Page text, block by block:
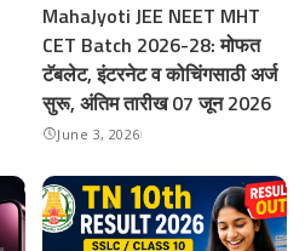
MahaJyoti JEE NEET MHT
CET Batch 2026-28: मोफत
टॅबलेट, इंटरनेट व कोचिंगसाठी अर्ज
सुरू, अंतिम तारीख 07 जून 2026
June 3, 2026